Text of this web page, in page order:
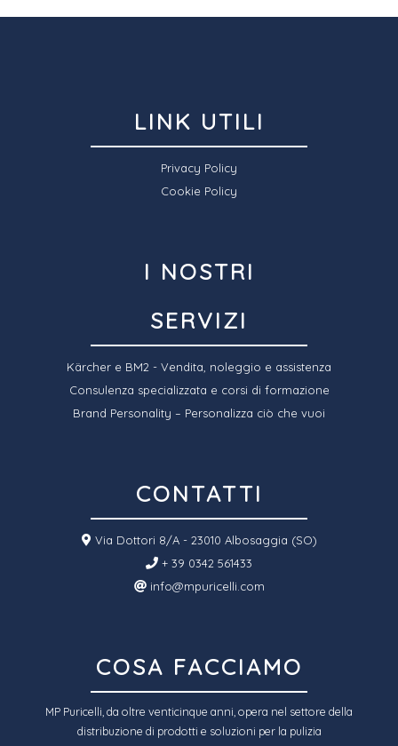
LINK UTILI
Privacy Policy
Cookie Policy
I NOSTRI
SERVIZI
Kärcher e BM2 - Vendita, noleggio e assistenza
Consulenza specializzata e corsi di formazione
Brand Personality – Personalizza ciò che vuoi
CONTATTI
Via Dottori 8/A - 23010 Albosaggia (SO)
+ 39 0342 561433
info@mpuricelli.com
COSA FACCIAMO
MP Puricelli, da oltre venticinque anni, opera nel settore della
distribuzione di prodotti e soluzioni per la pulizia